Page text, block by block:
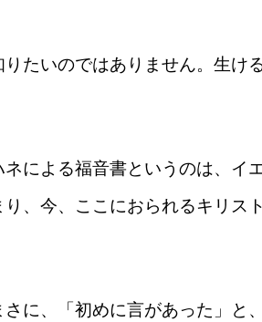
たいのではありません。生け
による福音書というのは、イ
、今、ここにおられるキリス
に、「初めに言があった」と